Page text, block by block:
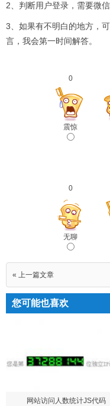
2、判断用户登录，需要微
3、如果有不明白的地方，
言，我会第一时间解答。
0
震惊
0
无聊
« 上一篇文章
您可能也喜欢
网站访问人数统计JS代码